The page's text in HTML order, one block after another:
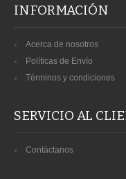
INFORMACIÓN
Acerca de nosotros
Políticas de Envío
Términos y condiciones
SERVICIO AL
Contáctanos